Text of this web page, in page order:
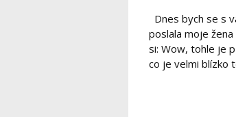
Dnes bych se s
poslala moje
si: Wow, tohle je
co je velmi blízko